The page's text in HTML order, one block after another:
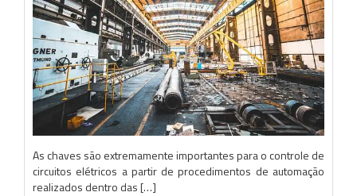
As chaves são extremamente importantes para o controle de
circuitos elétricos a partir de procedimentos de automação
realizados dentro das […]